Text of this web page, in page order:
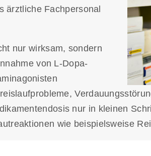
ärztliche Fachpersonal
nur wirksam, sondern
von L-Dopa-
nur in kleinen
wie beispielsweise